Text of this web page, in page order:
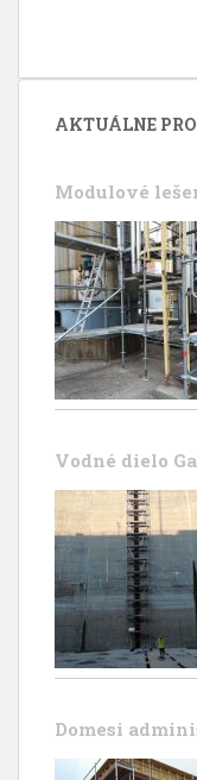
AKTUÁLNE
Modulové
Vodné dielo
Domesi